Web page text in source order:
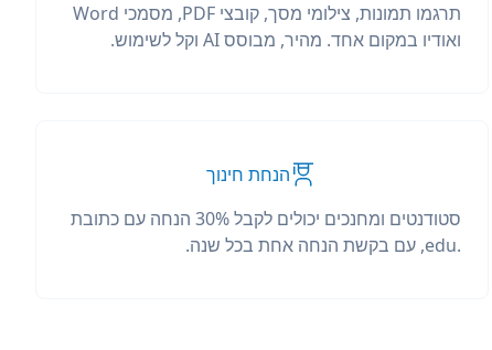
תרגמו תמונות, צילומי מסך, קובצי PDF, מסמכי Word
ואודיו במקום אחד. מהיר, מבוסס AI וקל לשימוש.
הנחת חינוך
סטודנטים ומחנכים יכולים לקבל 30% הנחה עם כתובת
.edu, עם בקשת הנחה אחת בכל שנה.